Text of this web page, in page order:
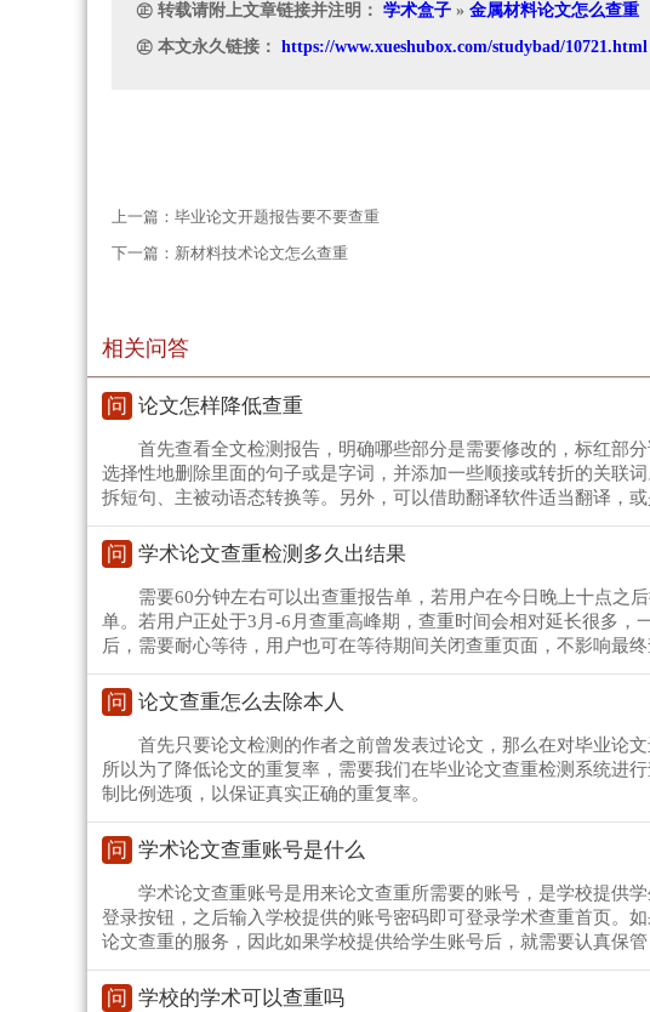
㊣ 转载请附上文章链接并注明： 学术盒子 » 金属材料论文怎么查重
㊣ 本文永久链接： https://www.xueshubox.com/studybad/10721.html
上一篇： 毕业论文开题报告要不要查重
下一篇： 新材料技术论文怎么查重
相关问答
问 论文怎样降低查重
首先查看全文检测报告，明确哪些部分是需要修改的，标红部
选择性地删除里面的句子或是字词，并添加一些顺接或转折的关联
拆短句、主被动语态转换等。另外，可以借助翻译软件适当翻译，
问 学术论文查重检测多久出结果
需要60分钟左右可以出查重报告单，若用户在今日晚上十点之
单。若用户正处于3月-6月查重高峰期，查重时间会相对延长很多
后，需要耐心等待，用户也可在等待期间关闭查重页面，不影响最终
问 论文查重怎么去除本人
首先只要论文检测的作者之前曾发表过论文，那么在对毕业论
所以为了降低论文的重复率，需要我们在毕业论文查重检测系统进
制比例选项，以保证真实正确的重复率。
问 学术论文查重账号是什么
学术论文查重账号是用来论文查重所需要的账号，是学校提供
登录按钮，之后输入学校提供的账号密码即可登录学术查重首页。
论文查重的服务，因此如果学校提供给学生账号后，就需要认真保管
问 学校的学术可以查重吗